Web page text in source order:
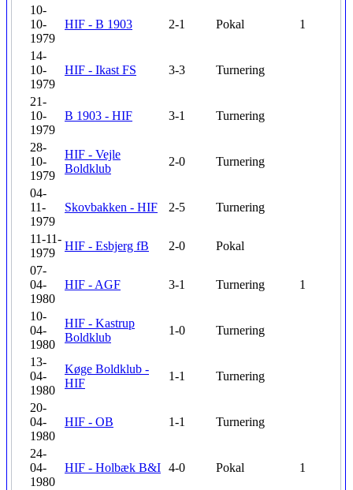
10-
10-
1979
HIF - B 1903 2-1 Pokal 1
14-
10-
1979
HIF - Ikast FS 3-3 Turnering
21-
10-
1979
B 1903 - HIF 3-1 Turnering
28-
10-
1979
HIF - Vejle
Boldklub
2-0 Turnering
04-
11-
1979
Skovbakken - HIF 2-5 Turnering
11-11-
1979
HIF - Esbjerg fB 2-0
Pokal
07-
04-
1980
HIF - AGF 3-1 Turnering 1
10-
04-
1980
HIF - Kastrup
Boldklub
1-0 Turnering
13-
04-
1980
Køge Boldklub -
HIF
1-1 Turnering
20-
04-
1980
HIF - OB 1-1 Turnering
24-
04-
1980
HIF - Holbæk B&I 4-0 Pokal 1